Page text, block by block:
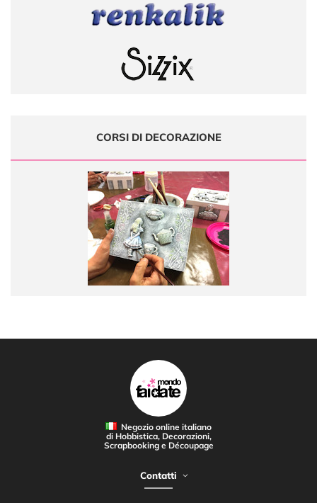
CORSI DI DECORAZIONE
Negozio online italiano
di Hobbistica, Decorazioni,
Scrapbooking e Découpage
Contatti